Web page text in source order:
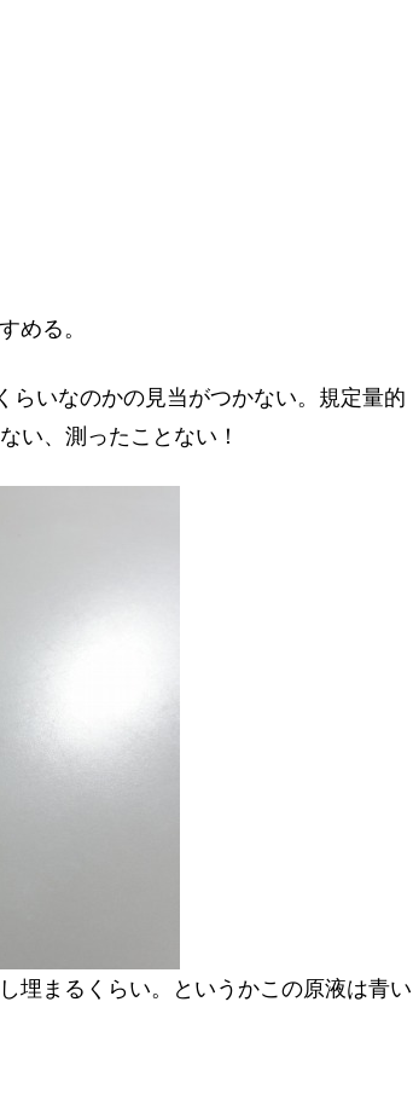
める。
らいなのかの見当がつかない。規定量的
い、測ったことない！
埋まるくらい。というかこの原液は青い